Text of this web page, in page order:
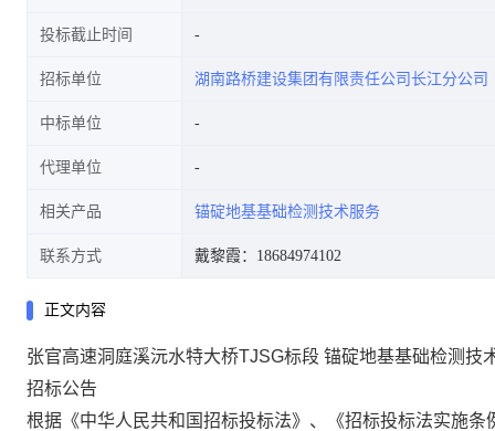
投标截止时间
招标单位 湖南路桥建设集团有限责任公司长江分公司
中标单位
代理单位
相关产品 锚碇地基基础检测技术服务
联系方式 戴黎霞：18684974102
正文内容
张官高速洞庭溪沅水特大桥TJSG标段 锚碇地基基础检测技
招标公告
根据《中华人民共和国招标投标法》、《招标投标法实施